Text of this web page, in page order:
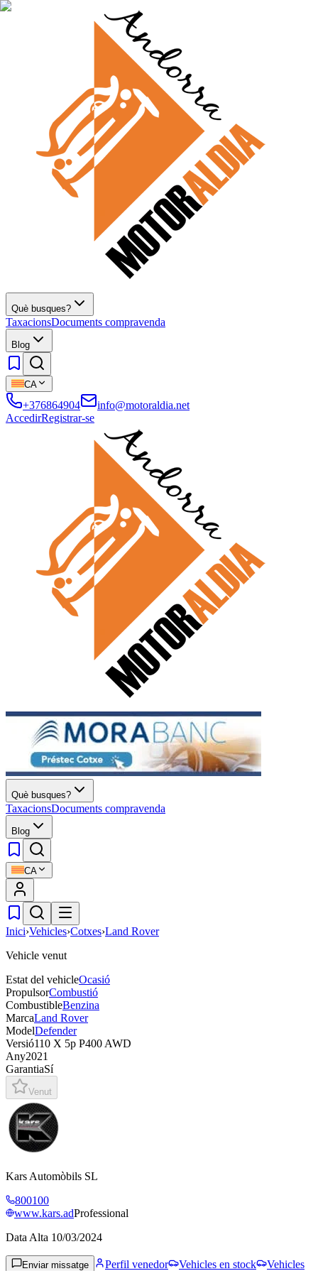
Què busques?
TaxacionsDocuments compravenda
Blog
CA
+376864904
info@motoraldia.net
AccedirRegistrar-se
Què busques?
TaxacionsDocuments compravenda
Blog
CA
Inici›Vehicles›Cotxes›Land Rover
Vehicle venut
Estat del vehicleOcasió
PropulsorCombustió
CombustibleBenzina
MarcaLand Rover
ModelDefender
Versió110 X 5p P400 AWD
Any2021
GarantiaSí
Venut
Kars Automòbils SL
800100
www.kars.adProfessional
Data Alta 10/03/2024
Enviar missatge Perfil venedor Vehicles en stock
Vehicles